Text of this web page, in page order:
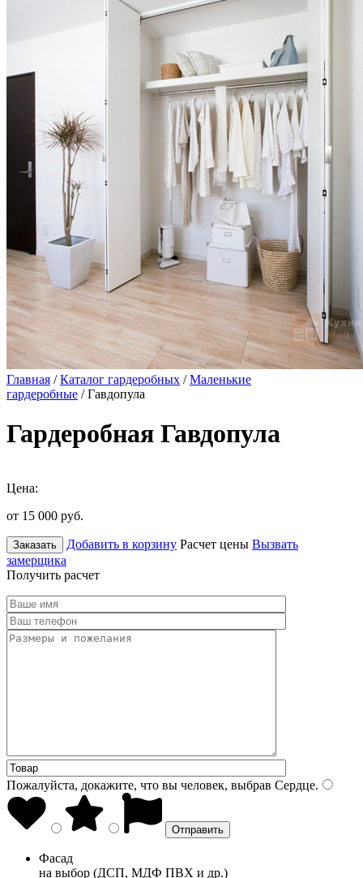
Главная /Каталог гардеробных /Маленькие
гардеробные / Гавдопула
Гардеробная Гавдопула
Цена:
от 15 000 руб.
Заказать Добавить в корзину Расчет цены Вызвать
замерщика
Получить расчет
Пожалуйста, докажите, что вы человек, выбрав Сердце.
Фасад
на выбор (ДСП, МДФ ПВХ и др.)